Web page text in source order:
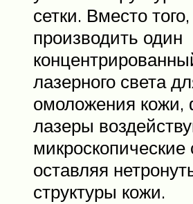
сетки. Вместо
производить один
лазерного света
омоложения кожи,
лазеры
микроскопические
оставляя
структуры кожи.